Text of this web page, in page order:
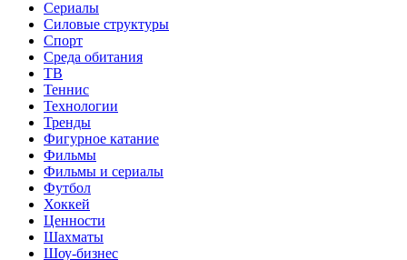
Сериалы
Силовые структуры
Спорт
Среда обитания
ТВ
Теннис
Технологии
Тренды
Фигурное катание
Фильмы
Фильмы и сериалы
Футбол
Хоккей
Ценности
Шахматы
Шоу-бизнес